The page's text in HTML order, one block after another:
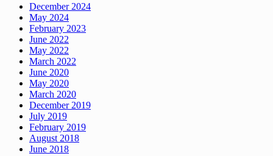
December 2024
May 2024
February 2023
June 2022
May 2022
March 2022
June 2020
May 2020
March 2020
December 2019
July 2019
February 2019
August 2018
June 2018